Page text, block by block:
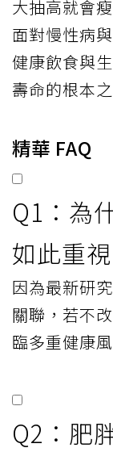
大抽高就會
面對慢性病
健康飲食與
壽命的根本
精華 FAQ
Q1：為
如此重視
因為最新研
關聯，若不
臨多重健康
Q2：肥